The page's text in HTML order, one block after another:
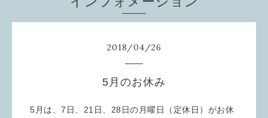
2018/04/26
5月のお休み
5月は、7日、21日、28日の月曜日（定休日）がお休